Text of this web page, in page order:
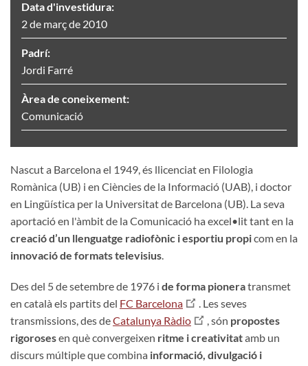
Data d'investidura:
2 de març de 2010
Padrí:
Jordi Farré
Àrea de coneixement:
Comunicació
Nascut a Barcelona el 1949, és llicenciat en Filologia
Romànica (UB) i en Ciències de la Informació (UAB), i doctor
en Lingüística per la Universitat de Barcelona (UB). La seva
aportació en l'àmbit de la Comunicació ha excel•lit tant en la
creació d’un llenguatge radiofònic i esportiu propicom en la
innovació de formats televisius
Des del 5 de setembre de 1976 i de forma pioneratransmet
en català els partits del FC Barcelona
. Les seves
transmissions, des deCatalunya Ràdio , són propostes
rigorosesen què convergeixen ritme i creativitatamb un
discurs múltiple que combina informació, divulgació i